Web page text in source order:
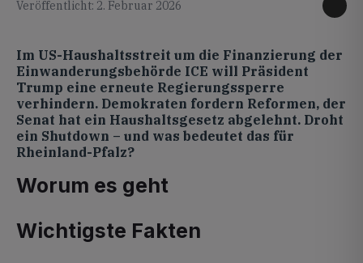
Veröffentlicht: 2. Februar 2026
Im US-Haushaltsstreit um die Finanzierung der
Einwanderungsbehörde ICE will Präsident
Trump eine erneute Regierungssperre
verhindern. Demokraten fordern Reformen, der
Senat hat ein Haushaltsgesetz abgelehnt. Droht
ein Shutdown – und was bedeutet das für
Rheinland-Pfalz?
Worum es geht
Wichtigste Fakten